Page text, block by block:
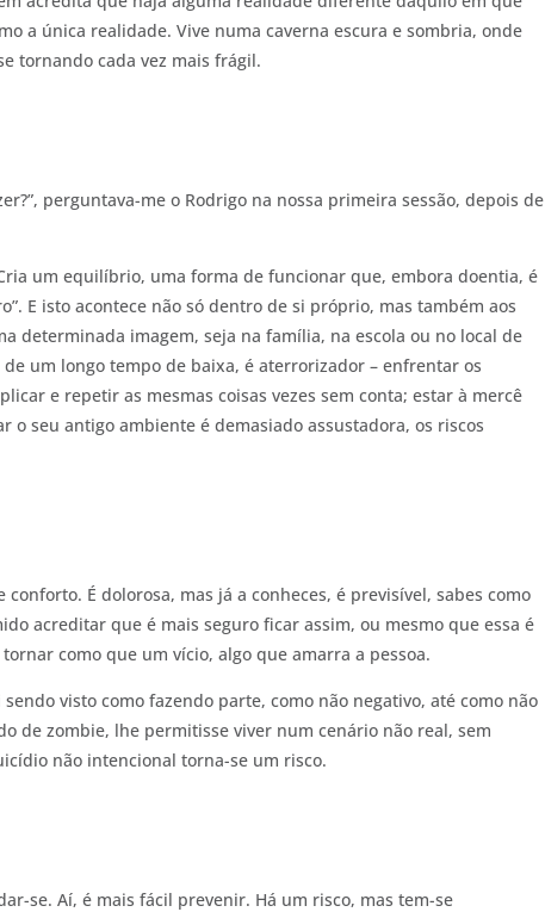
a única realidade. Vive numa caverna escura e sombria, onde
tornando cada vez mais frágil.
perguntava-me o Rodrigo na nossa primeira sessão, depois de
um equilíbrio, uma forma de funcionar que, embora doentia, é
E isto acontece não só dentro de si próprio, mas também aos
determinada imagem, seja na família, na escola ou no local de
um longo tempo de baixa, é aterrorizador – enfrentar os
e repetir as mesmas coisas vezes sem conta; estar à mercê
o seu antigo ambiente é demasiado assustadora, os riscos
É dolorosa, mas já a conheces, é previsível, sabes como
acreditar que é mais seguro ficar assim, ou mesmo que essa é
como que um vício, algo que amarra a pessoa.
visto como fazendo parte, como não negativo, até como não
de zombie, lhe permitisse viver num cenário não real, sem
não intencional torna-se um risco.
se. Aí, é mais fácil prevenir. Há um risco, mas tem-se